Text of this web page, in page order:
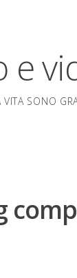
e
VITA SONO